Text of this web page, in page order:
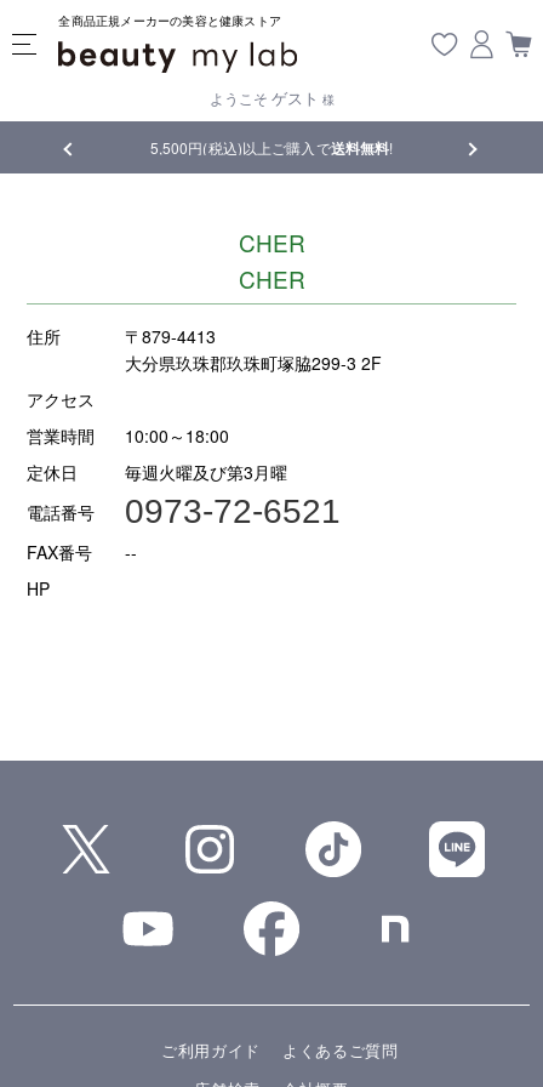
全商品正規メーカーの美容と健康ストア
ようこそ ゲスト 様
5,500円(税込)以上ご購入で送料無料! 【重要】
CHER
CHER
住所
〒879-4413
大分県玖珠郡玖珠町塚脇299-3 2F
アクセス
営業時間
10:00～18:00
定休日
毎週火曜及び第3月曜
電話番号
0973-72-6521
FAX番号
--
HP
ご利用ガイド
よくあるご質問